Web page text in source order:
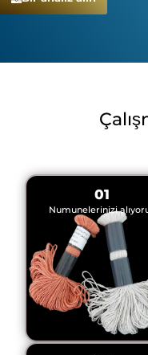
01
Numunelerinizi